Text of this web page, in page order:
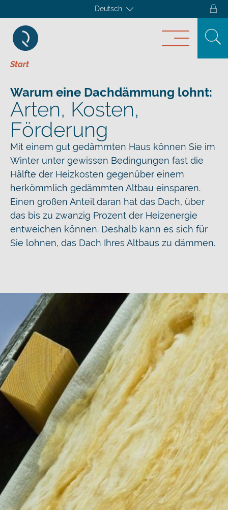
Deutsch
Start
Warum eine Dachdämmung lohnt:
Arten, Kosten,
Förderung
Mit einem gut gedämmten Haus können Sie im
Winter unter gewissen Bedingungen fast die
Hälfte der Heizkosten gegenüber einem
herkömmlich gedämmten Altbau einsparen.
Einen großen Anteil daran hat das Dach, über
das bis zu zwanzig Prozent der Heizenergie
entweichen können. Deshalb kann es sich für
Sie lohnen, das Dach Ihres Altbaus zu dämmen.